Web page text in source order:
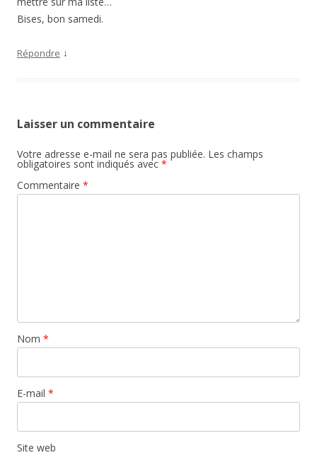
Bises, bon samedi.
Répondre ↓
Laisser un commentaire
Votre adresse e-mail ne sera pas publiée. Les champs
obligatoires sont indiqués avec *
Commentaire *
Nom *
E-mail *
Site web